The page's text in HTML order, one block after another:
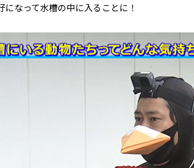
なって水槽の中に入ることに！